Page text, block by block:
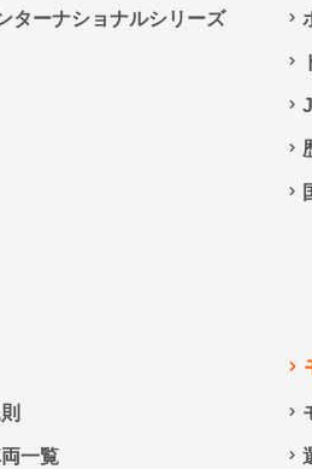
ターナショナルシリーズ
一覧